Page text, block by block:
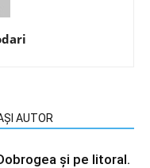
AUTOR
și pe litoral.